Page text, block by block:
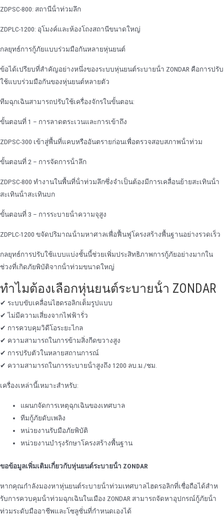
ZDPSC-800: สถานีน้ําท่วมลึก
ZDPLC-1200: อุโมงค์และห้องโถงสถานีขนาดใหญ่
กลยุทธ์การกู้ภัยแบบร่วมมือกันหลายหุ่นยนต์
ข้อได้เปรียบที่สําคัญอย่างหนึ่งของระบบหุ่นยนต์ระบายน้ํา ZONDAR คือการปรับ
ใช้แบบร่วมมือกันของหุ่นยนต์หลายตัว
ทีมฉุกเฉินสามารถปรับใช้เครื่องจักรในขั้นตอน:
ขั้นตอนที่ 1 – การลาดตระเวนและการเข้าถึง
ZDPSC-300 เข้าสู่พื้นที่แคบหรืออันตรายก่อนเพื่อตรวจสอบสภาพน้ําท่วม
ขั้นตอนที่ 2 – การจัดการน้ําลึก
ZDPSC-800 ทํางานในพื้นที่น้ําท่วมลึกซึ่งจําเป็นต้องมีการเคลื่อนย้ายสะเทินน้ํา
สะเทินน้ําสะเทินบก
ขั้นตอนที่ 3 – การระบายน้ําความจุสูง
ZDPLC-1200 ขจัดปริมาณน้ํามหาศาลเพื่อฟื้นฟูโครงสร้างพื้นฐานอย่างรวดเร็ว
กลยุทธ์การปรับใช้แบบแบ่งชั้นนี้ช่วยเพิ่มประสิทธิภาพการกู้ภัยอย่างมากใน
ช่วงที่เกิดภัยพิบัติจากน้ําท่วมขนาดใหญ่
ทําไมต้องเลือกหุ่นยนต์ระบายน้ํา ZONDAR
✔ ระบบขับเคลื่อนไฮดรอลิกเต็มรูปแบบ
✔ ไม่มีความเสี่ยงจากไฟฟ้ารั่ว
✔ การควบคุมวิดีโอระยะไกล
✔ ความสามารถในการข้ามสิ่งกีดขวางสูง
✔ การปรับตัวในหลายสถานการณ์
✔ ความสามารถในการระบายน้ําสูงถึง 1200 ลบ.ม./ชม.
เครื่องเหล่านี้เหมาะสําหรับ:
แผนกจัดการเหตุฉุกเฉินของเทศบาล
ทีมกู้ภัยดับเพลิง
หน่วยงานรับมือภัยพิบัติ
หน่วยงานบํารุงรักษาโครงสร้างพื้นฐาน
ขอข้อมูลเพิ่มเติมเกี่ยวกับหุ่นยนต์ระบายน้ํา ZONDAR
หากคุณกําลังมองหาหุ่นยนต์ระบายน้ําท่วมเทศบาลไฮดรอลิกที่เชื่อถือได้สําห
รับการควบคุมน้ําท่วมฉุกเฉินในเมือง ZONDAR สามารถจัดหาอุปกรณ์กู้ภัยน้ํา
ท่วมระดับมืออาชีพและโซลูชั่นที่กําหนดเองได้